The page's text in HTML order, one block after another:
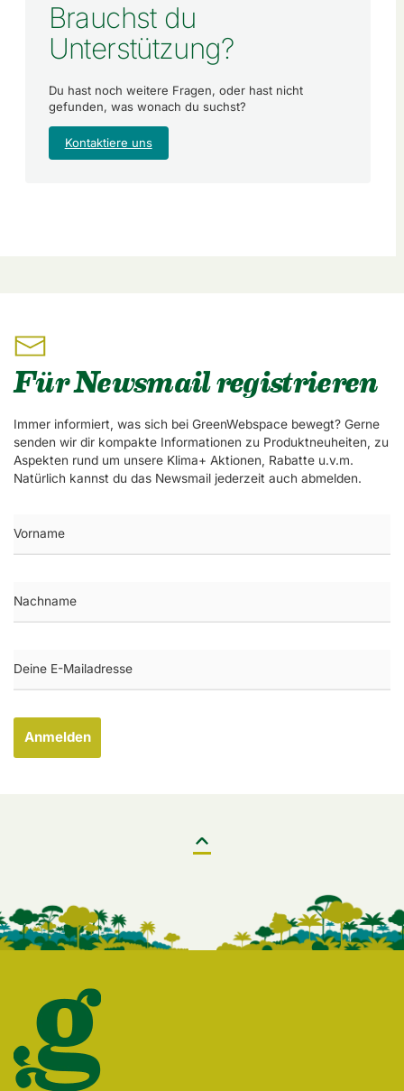
Brauchst du
Unterstützung?
Du hast noch weitere Fragen, oder hast nicht
gefunden, was wonach du suchst?
Kontaktiere uns
Für Newsmail registrieren
Immer informiert, was sich bei GreenWebspace bewegt? Gerne
senden wir dir kompakte Informationen zu Produktneuheiten, zu
Aspekten rund um unsere Klima+ Aktionen, Rabatte u.v.m.
Natürlich kannst du das Newsmail jederzeit auch abmelden.
Anmelden